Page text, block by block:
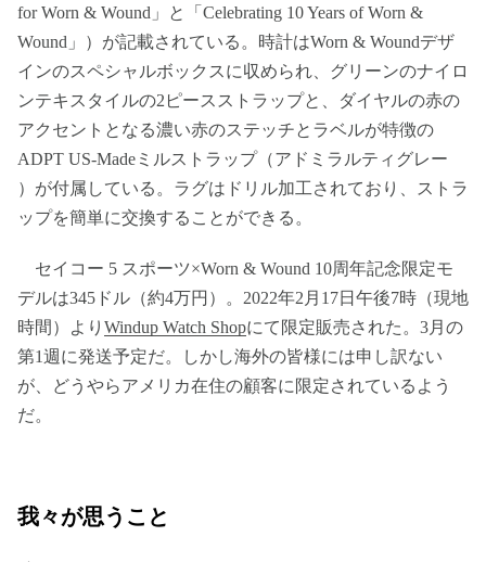
for Worn & Wound」と「Celebrating 10 Years of Worn &
Wound」）が記載されている。時計はWorn & Woundデザ
インのスペシャルボックスに収められ、グリーンのナイロ
ンテキスタイルの2ピースストラップと、ダイヤルの赤の
アクセントとなる濃い赤のステッチとラベルが特徴の
ADPT US-Madeミルストラップ（アドミラルティグレー
）が付属している。ラグはドリル加工されており、ストラ
ップを簡単に交換することができる。
セイコー 5 スポーツ×Worn & Wound 10周年記念限定モ
デルは345ドル（約4万円）。2022年2月17日午後7時（現地
時間）より Windup Watch Shopにて限定販売された。3月の
第1週に発送予定だ。しかし海外の皆様には申し訳ない
が、どうやらアメリカ在住の顧客に限定されているよう
だ。
我々が思うこと